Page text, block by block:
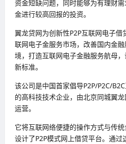
资金短缺问题，同时能够为有理财
金进行较高回报的投资。
翼龙贷网为创新性P2P互联网电子借
联网电子金服务市场，改善国内金
境，打造互联网电子金融服务航母
新标准。
该公司是中国首家倡导P2P/P2C/B2C
的高科技技术企业，由北京同城翼
运营。
它将互联网络便捷的操作方式与传统
设计了P2P模式网上借贷平台。通过